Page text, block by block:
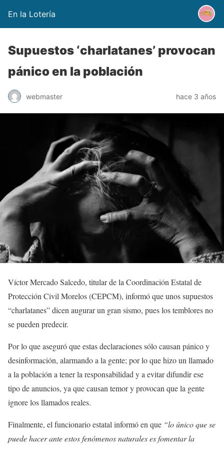
En la Lotería
Supuestos ‘charlatanes’ provocan
pánico en la población
webmaster hace 3 años
Víctor Mercado Salcedo, titular de la Coordinación Estatal de
Protección Civil Morelos (CEPCM), informó que unos supuestos
“charlatanes” dicen augurar un gran sismo, pues los temblores no
se pueden predecir.
Por lo que aseguró que estas declaraciones sólo causan pánico y
desinformación, alarmando a la gente; por lo que hizo un llamado
a la población a tener la responsabilidad y a evitar difundir ese
tipo de anuncios, ya que causan temor y provocan que la gente
ignore los llamados reales.
Finalmente, el funcionario estatal informó en que “lo único que se
puede hacer ante estos fenómenos naturales es fomentar la